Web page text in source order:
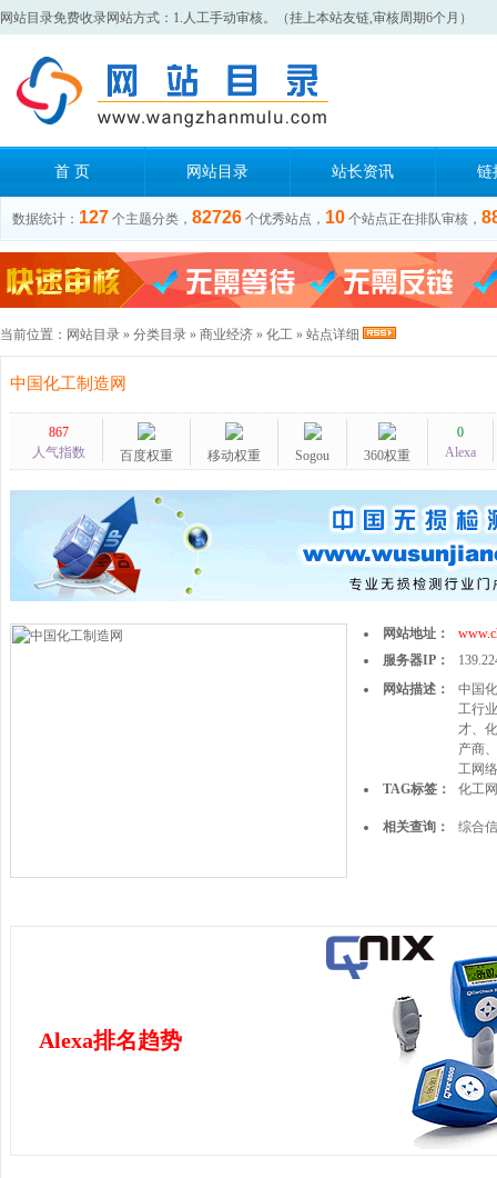
网站目录免费收录网站方式：1.人工手动审核。（挂上本站友链,审核周期6个月）
首 页 网站目录 站长资讯 链
数据统计： 127 个主题分类， 82726 个优秀站点， 10 个站点正在排队审核，
当前位置： 网站目录 » 分类目录 » 商业经济 » 化工 » 站点详细
中国化工制造网
867
人气指数
百度权重 移动权重 Sogou 360权重
0
Alexa
网站地址：
服务器IP：
网站描述：
中国
工行
才、
产商
工网
TAG标签：
化工网
相关查询： 综合
Alexa排名趋势